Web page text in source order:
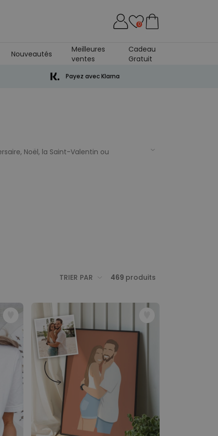
0
Nouveautés
Meilleures
ventes
Cadeau
Gratuit
Payez avec Klarna
Noël, la Saint-Valentin ou
TRIER PAR 469 produits